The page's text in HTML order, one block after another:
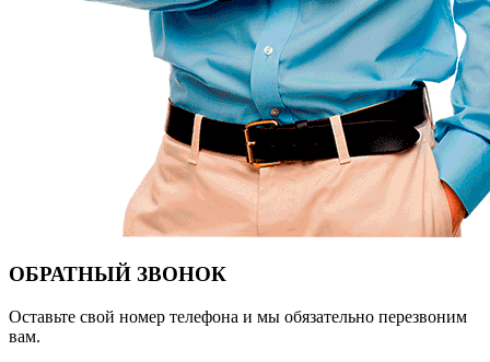
ОБРАТНЫЙ ЗВОНОК
Оставьте свой номер телефона и мы обязательно перезвоним
вам.